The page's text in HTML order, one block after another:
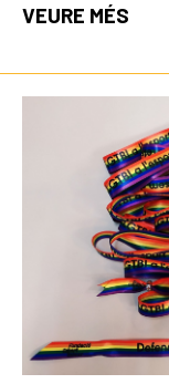
de les Illes
La visibilitat és
combatre
finalitat
l’alumnat,
contra
missatge de
diversitat
Els centres
esportius
l’activitat,
VEURE MÉS